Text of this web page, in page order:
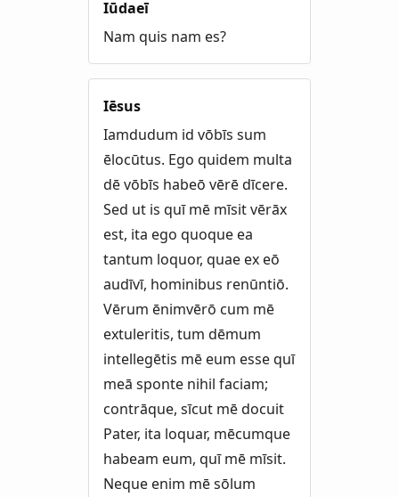
Iūdaeī
Nam quis nam es?
Iēsus
Iamdudum id vōbīs sum
ēlocūtus. Ego quidem multa
dē vōbīs habeō vērē dīcere.
Sed ut is quī mē mīsit vērāx
est, ita ego quoque ea
tantum loquor, quae ex eō
audīvī, hominibus renūntiō.
Vērum ēnimvērō cum mē
extuleritis, tum dēmum
intellegētis mē eum esse quī
meā sponte nihil faciam;
contrāque, sīcut mē docuit
Pater, ita loquar, mēcumque
habeam eum, quī mē mīsit.
Neque enim mē sōlum